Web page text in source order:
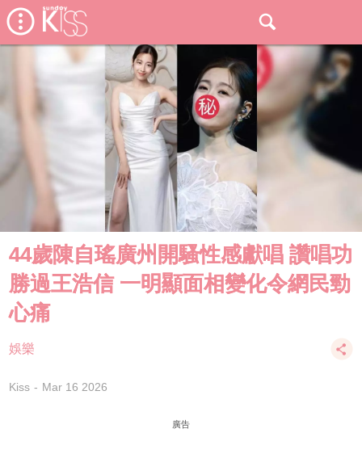
44歲陳自瑤廣州開騷性感獻唱 讚唱功
勝過王浩信 一明顯面相變化令網民勁
心痛
娛樂
Kiss Mar 16 2026
廣告